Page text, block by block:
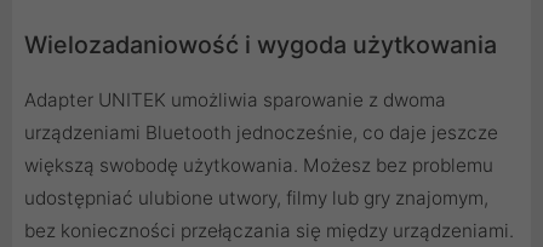
Wielozadaniowość i wygoda użytkowania
Adapter UNITEK umożliwia sparowanie z dwoma
urządzeniami Bluetooth jednocześnie, co daje jeszcze
większą swobodę użytkowania. Możesz bez problemu
udostępniać ulubione utwory, filmy lub gry znajomym,
bez konieczności przełączania się między urządzeniami.